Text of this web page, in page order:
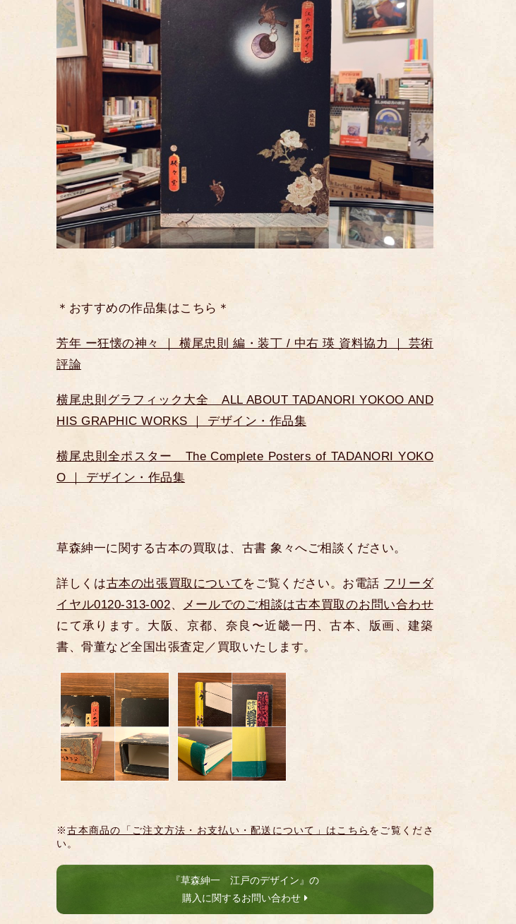
＊おすすめの作品集はこちら＊
芳年 ー狂懐の神々 ｜ 横尾忠則 編・装丁 / 中右 瑛 資料協力 ｜ 芸術
評論
横尾忠則グラフィック大全 ALL ABOUT TADANORI YOKOO AND
HIS GRAPHIC WORKS ｜ デザイン・作品集
横尾忠則全ポスター The Complete Posters of TADANORI YOKO
O ｜ デザイン・作品集
草森紳一に関する古本の買取は、古書 象々へご相談ください。
詳しくは古本の出張買取について をご覧ください。お電話 フリーダ
イヤル0120-313-002、 メールでのご相談は古本買取のお問い合わせ
にて承ります。大阪、京都、奈良〜近畿一円、古本、版画、建築
書、骨董など全国出張査定／買取いたします。
※古本商品の「ご注文方法・お支払い・配送について」はこちら をご覧くださ
い。
『草森紳一 江戸のデザイン』の
購入に関するお問い合わせ